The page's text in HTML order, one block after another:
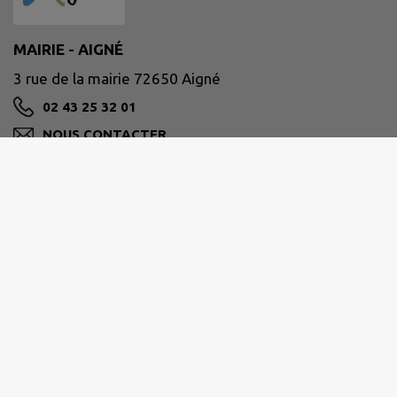
MAIRIE - AIGNÉ
3 rue de la mairie 72650 Aigné
02 43 25 32 01
NOUS CONTACTER